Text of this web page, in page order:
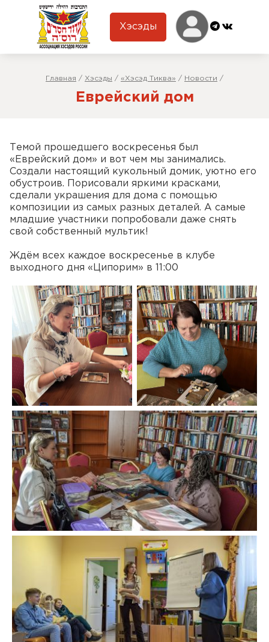
Хэсэды
Главная / Хэсэды / «Хэсэд Тиква» / Новости /
Еврейский дом
Темой прошедшего воскресенья был
«Еврейский дом» и вот чем мы занимались.
Создали настоящий кукольный домик, уютно его
обустроив. Порисовали яркими красками,
сделали украшения для дома с помощью
композиции из самых разных деталей. А самые
младшие участники попробовали даже снять
свой собственный мультик!
Ждём всех каждое воскресенье в клубе
выходного дня «Ципорим» в 11:00